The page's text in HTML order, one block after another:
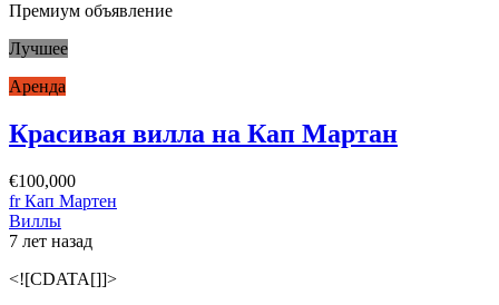
Премиум объявление
Лучшее
Аренда
Красивая вилла на Кап Мартан
€100,000
fr Кап Мартен
Виллы
7 лет назад
<![CDATA[]]>